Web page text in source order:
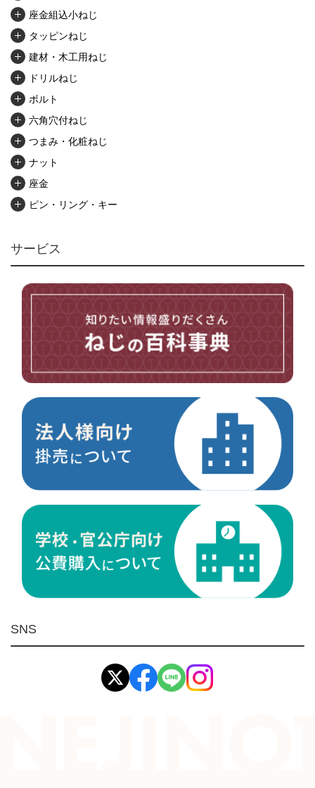
座金組込小ねじ
タッピンねじ
建材・木工用ねじ
ドリルねじ
ボルト
六角穴付ねじ
つまみ・化粧ねじ
ナット
座金
ピン・リング・キー
アンカー・プラグ
ユニファイねじ
その他ねじ
電材・設備
切削工具
ケミカル製品
荷役伝導
環境安全用品
イマオ製品(IMAO)
工業資材(栃木屋)
サービス
SNS